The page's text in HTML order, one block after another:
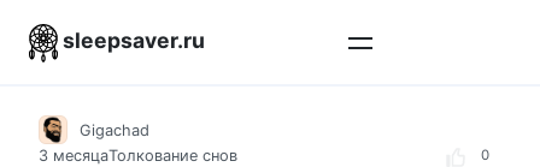
sleepsaver.ru
0
Gigachad
3 месяцаТолкование снов